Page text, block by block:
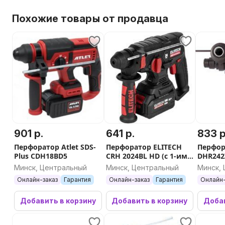
Похожие товары от продавца
901 р.
Перфоратор Atlet SDS-
Plus CDH18BD5
Минск, Центральный
Онлайн-заказ Гарантия
Добавить в корзину
641 р.
Перфоратор ELITECH
CRH 2024BL HD (с 1-им
АКБ, кейс)
Минск, Центральный
Онлайн-заказ Гарантия
Добавить в корзину
833
Минск,